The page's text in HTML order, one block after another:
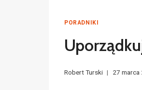
PORADNIKI
Robert Turski 27 marca